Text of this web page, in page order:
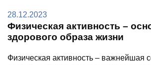
28.12.2023
Физическая активность –
здорового образа жизни
Физическая активность – важнейшая